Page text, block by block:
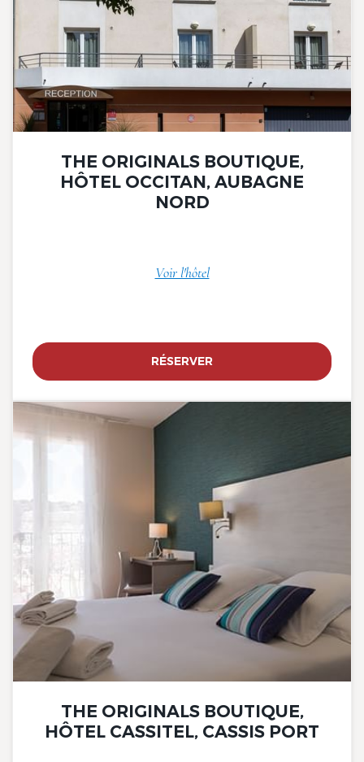
THE ORIGINALS BOUTIQUE,
HÔTEL OCCITAN, AUBAGNE
NORD
Voir l'hôtel
RÉSERVER
THE ORIGINALS BOUTIQUE,
HÔTEL CASSITEL, CASSIS PORT